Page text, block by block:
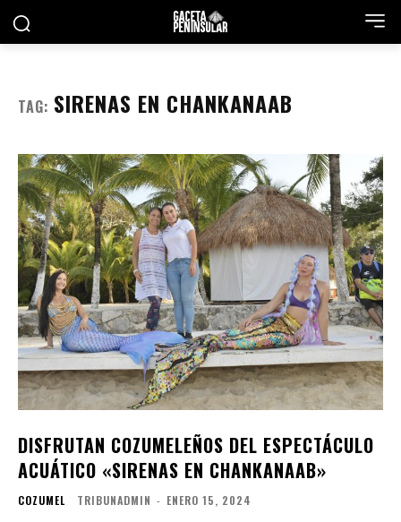
TAG: SIRENAS EN CHANKANAAB
DISFRUTAN COZUMELEÑOS DEL ESPECTÁCULO
ACUÁTICO «SIRENAS EN CHANKANAAB»
COZUMEL TRIBUNADMIN - ENERO 15, 2024